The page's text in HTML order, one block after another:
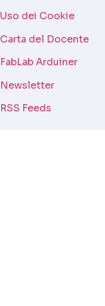
Uso dei Cookie
Carta del Docente
FabLab Arduiner
Newsletter
RSS Feeds